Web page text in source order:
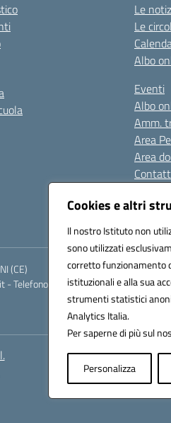
Cookies e altri
Il nostro Istituto non
sono utilizzati
corretto funzionamento
istituzionali e alla sua
strumenti statistici
Analytics Italia.
Per saperne di più sul
Personalizza
Le
Le
Albo
Eventi
Albo
Amm.
Area
Area
(CE)
- Telefono: 0823408721